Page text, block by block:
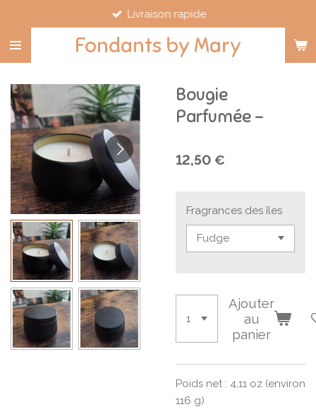
contenu
principal
Fondants by Mary
Livraison rapide
Bougie
Parfumée -
12,50 €
Fragrances des îles
Ajouter
au
panier
Poids net : 4,11 oz (environ
116 g)